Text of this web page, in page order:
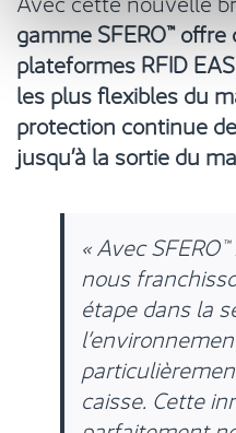
gamme SFERO™
plateformes RFID
les plus flexibles du
protection continue
jusqu’à la sortie du
« Avec
nous
étape dans la
caisse. Cette